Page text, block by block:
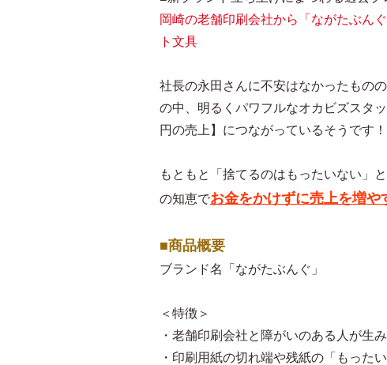
岡崎の老舗印刷会社から「ながたぶん
ト文具
社長の永田さんに不安はなかったもの
の中、明るくパワフルなオカビズスタ
円の売上】につながっているそうです！
もともと「捨てるのはもったいない」
の知恵でお金をかけずに売上を増や
■商品概要
ブランド名「ながたぶんぐ」
＜特徴＞
・老舗印刷会社と障がいのある人が生
・印刷用紙の切れ端や残紙の「もった